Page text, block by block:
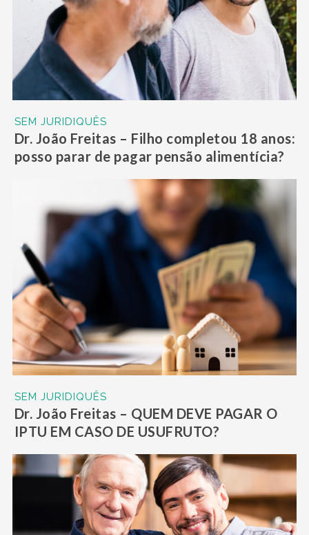
SEM JURIDIQUÊS
Dr. João Freitas – Filho completou 18 anos:
posso parar de pagar pensão alimentícia?
SEM JURIDIQUÊS
Dr. João Freitas – QUEM DEVE PAGAR O
IPTU EM CASO DE USUFRUTO?